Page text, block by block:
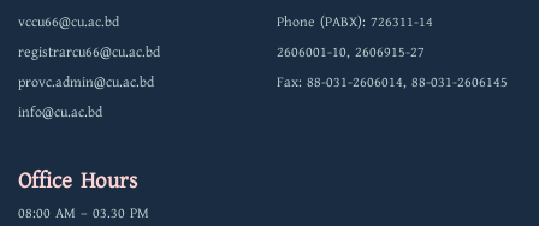
vccu66@cu.ac.bd
registrarcu66@cu.ac.bd
provc.admin@cu.ac.bd
info@cu.ac.bd
Phone (PABX): 726311-14
2606001-10, 2606915-27
Fax: 88-031-2606014, 88-031-2606145
Office Hours
08:00 AM – 03.30 PM